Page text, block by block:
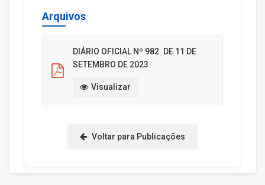
Arquivos
DIÁRIO OFICIAL Nº 982. DE 11 DE
SETEMBRO DE 2023
Visualizar
Voltar para Publicações